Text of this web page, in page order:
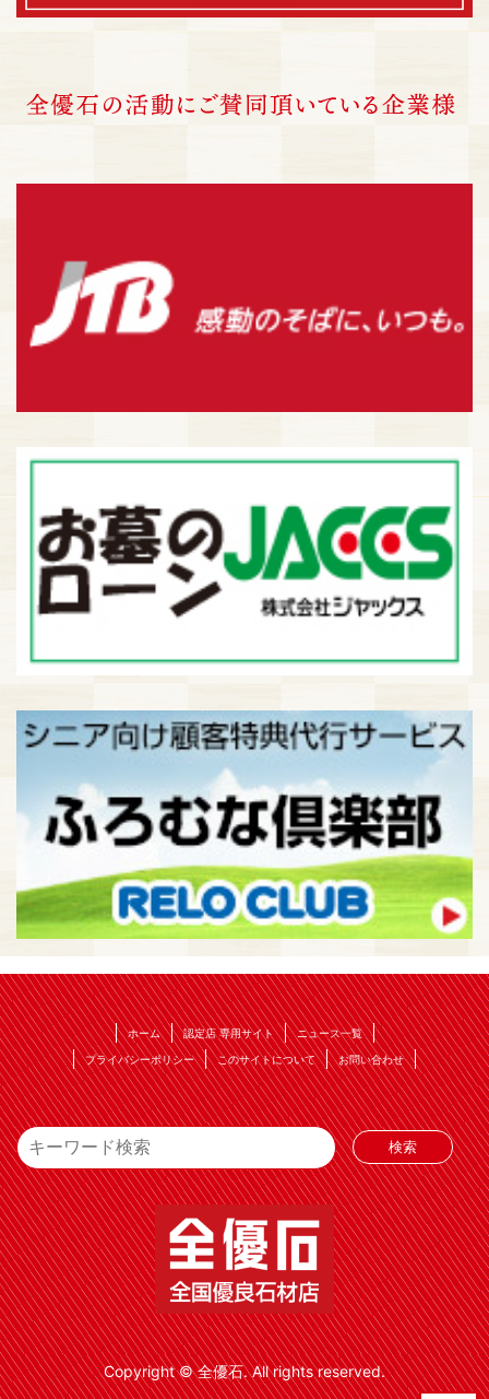
ホーム 認定店 専用サイト
ニュース一覧
プライバシーポリシー
このサイトについて お問い合わせ
Copyright © 全優石. All rights reserved.